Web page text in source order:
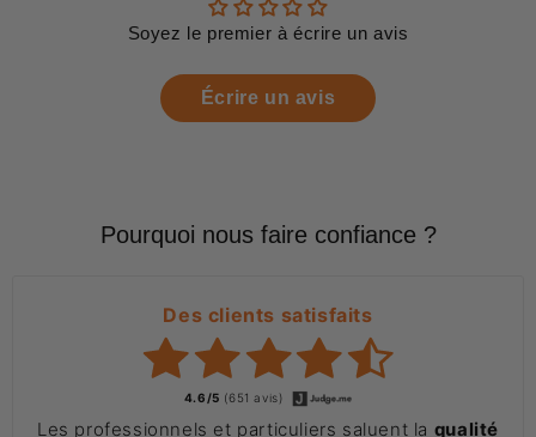
Soyez le premier à écrire un avis
Écrire un avis
Pourquoi nous faire confiance ?
Des clients satisfaits
4.6/5 (651 avis)
Les professionnels et particuliers saluent la qualité